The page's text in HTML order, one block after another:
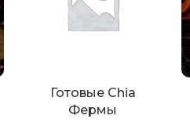
Готовые Chia
Фермы